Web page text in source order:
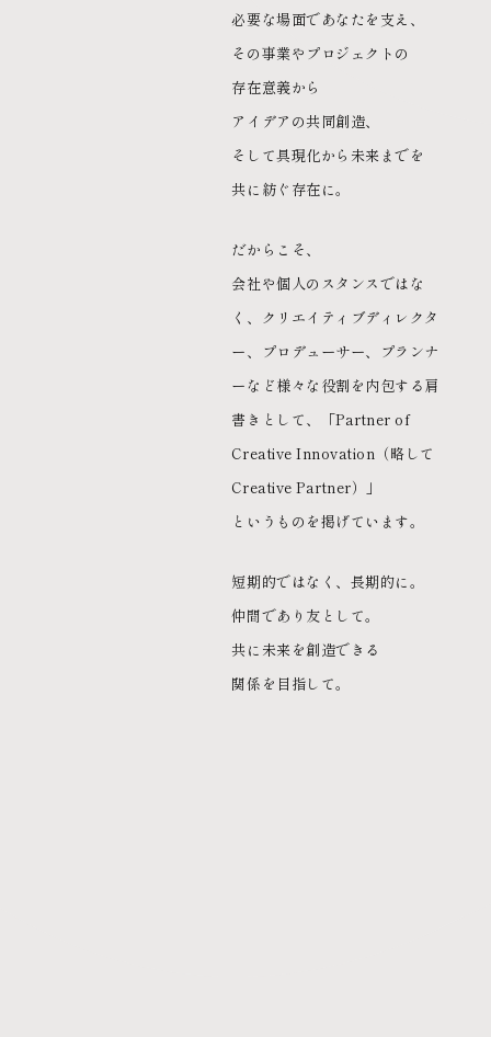
必要な場面であなたを支え、
その事業やプロジェクトの
存在意義から
アイデアの共同創造、
そして具現化から未来までを
共に紡ぐ存在に。
だからこそ、
会社や個人のスタンスではな
く、クリエイティブディレクタ
ー、プロデューサー、プランナ
ーなど様々な役割を内包する肩
書きとして、「Partner of
Creative Innovation（略して
Creative Partner）」
というものを掲げています。
短期的ではなく、長期的に。
仲間であり友として。
共に未来を創造できる
関係を目指して。